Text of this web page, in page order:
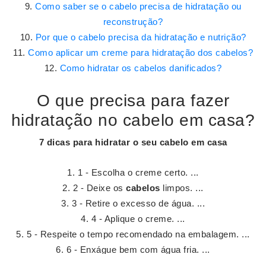
Como saber se o cabelo precisa de hidratação ou
reconstrução?
Por que o cabelo precisa da hidratação e nutrição?
Como aplicar um creme para hidratação dos cabelos?
Como hidratar os cabelos danificados?
O que precisa para fazer
hidratação no cabelo em casa?
7 dicas para hidratar o seu cabelo em casa
1 - Escolha o creme certo. ...
2 - Deixe oscabelos limpos. ...
3 - Retire o excesso de água. ...
4 - Aplique o creme. ...
5 - Respeite o tempo recomendado na embalagem. ...
6 - Enxágue bem com água fria. ...